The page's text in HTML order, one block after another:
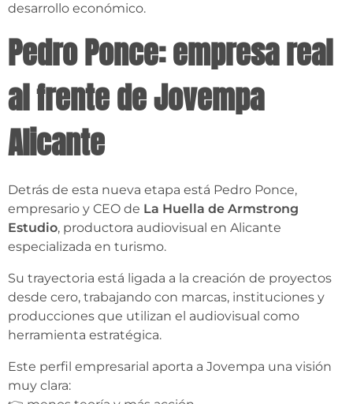
desarrollo económico.
Pedro Ponce: empresa real
al frente de Jovempa
Alicante
Detrás de esta nueva etapa está Pedro Ponce,
empresario y CEO de La Huella de Armstrong
Estudio, productora audiovisual en Alicante
especializada en turismo.
Su trayectoria está ligada a la creación de proyectos
desde cero, trabajando con marcas, instituciones y
producciones que utilizan el audiovisual como
herramienta estratégica.
Este perfil empresarial aporta a Jovempa una visión
muy clara: